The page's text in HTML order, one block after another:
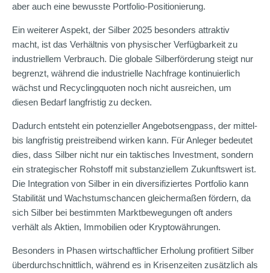
aber auch eine bewusste Portfolio-Positionierung.
Ein weiterer Aspekt, der Silber 2025 besonders attraktiv
macht, ist das Verhältnis von physischer Verfügbarkeit zu
industriellem Verbrauch. Die globale Silberförderung steigt nur
begrenzt, während die industrielle Nachfrage kontinuierlich
wächst und Recyclingquoten noch nicht ausreichen, um
diesen Bedarf langfristig zu decken.
Dadurch entsteht ein potenzieller Angebotsengpass, der mittel-
bis langfristig preistreibend wirken kann. Für Anleger bedeutet
dies, dass Silber nicht nur ein taktisches Investment, sondern
ein strategischer Rohstoff mit substanziellem Zukunftswert ist.
Die Integration von Silber in ein diversifiziertes Portfolio kann
Stabilität und Wachstumschancen gleichermaßen fördern, da
sich Silber bei bestimmten Marktbewegungen oft anders
verhält als Aktien, Immobilien oder Kryptowährungen.
Besonders in Phasen wirtschaftlicher Erholung profitiert Silber
überdurchschnittlich, während es in Krisenzeiten zusätzlich als